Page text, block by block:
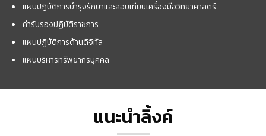
แผนปฏิบัติการบำรุงรักษาและสอบเทียบเครื่องมือวิทยาศาสตร์
คำรับรองปฏิบัติราชการ
แผนปฏิบัติการด้านดิจิทัล
แผนบริหารทรัพยากรบุคคล
แนะนำลิ้งค์